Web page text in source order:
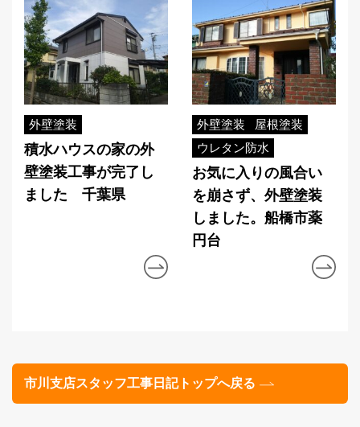
外壁塗装
積水ハウスの家の外
壁塗装工事が完了し
ました 千葉県
外壁塗装
屋根塗装
ウレタン防水
お気に入りの風合い
を崩さず、外壁塗装
しました。船橋市薬
円台
市川支店スタッフ工事日記トップへ戻る